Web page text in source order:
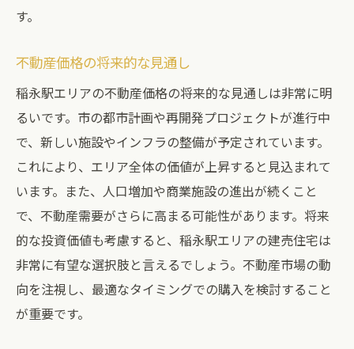
す。
不動産価格の将来的な見通し
稲永駅エリアの不動産価格の将来的な見通しは非常に明
るいです。市の都市計画や再開発プロジェクトが進行中
で、新しい施設やインフラの整備が予定されています。
これにより、エリア全体の価値が上昇すると見込まれて
います。また、人口増加や商業施設の進出が続くこと
で、不動産需要がさらに高まる可能性があります。将来
的な投資価値も考慮すると、稲永駅エリアの建売住宅は
非常に有望な選択肢と言えるでしょう。不動産市場の動
向を注視し、最適なタイミングでの購入を検討すること
が重要です。